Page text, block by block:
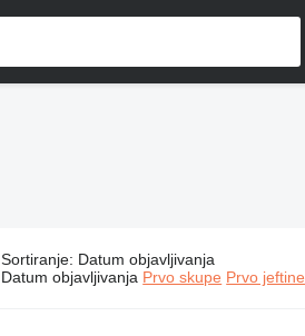
Sortiranje: Datum objavljivanja
Datum objavljivanja Prvo skupe Prvo jeftine